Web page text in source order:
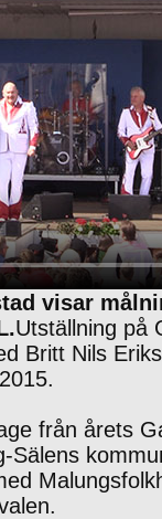
visar
Utställning på
Britt Nils
från årets
Sälens